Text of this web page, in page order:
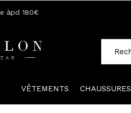
VÊTEMENTS CHAUSSURES
àpd 180€